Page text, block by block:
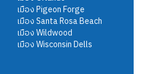
เมืองPigeon Forge
เมืองSanta Rosa Beach
เมืองWildwood
เมืองWisconsin Dells